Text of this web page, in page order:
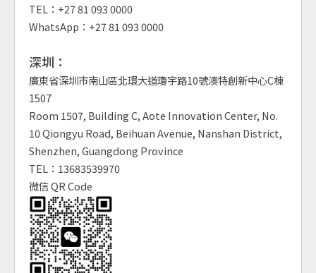
TEL：+27 81 093 0000
WhatsApp：+27 81 093 0000
深圳：
廣東省深圳市南山區北環大道瓊宇路10號澳特創新中心C棟
1507
Room 1507, Building C, Aote Innovation Center, No.
10 Qiongyu Road, Beihuan Avenue, Nanshan District,
Shenzhen, Guangdong Province
TEL：13683539970
微信 QR Code